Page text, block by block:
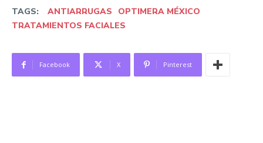
TAGS: ANTIARRUGAS
OPTIMERA MÉXICO
TRATAMIENTOS FACIALES
Facebook X Pinterest